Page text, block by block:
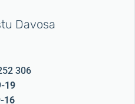
Davosa
306
19
16